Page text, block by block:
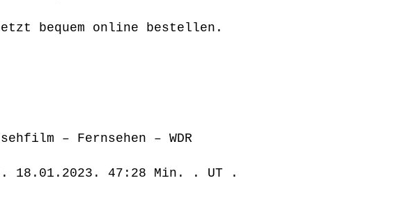
bequem online bestellen.
– Fernsehen – WDR
18.01.2023. 47:28 Min. . UT .